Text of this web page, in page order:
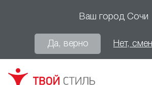
Ваш город Сочи
Да, верно Нет,